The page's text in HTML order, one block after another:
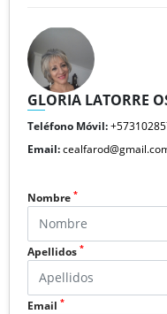
GLORIA LATORRE
Teléfono Móvil:
Email:
Nombre *
Apellidos *
Email *